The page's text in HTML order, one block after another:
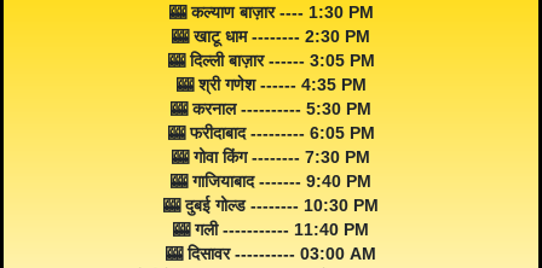
🎰 कल्याण बाज़ार ---- 1:30 PM
🎰 खाटू धाम -------- 2:30 PM
🎰 दिल्ली बाज़ार ------ 3:05 PM
🎰 श्री गणेश ------ 4:35 PM
🎰 करनाल ---------- 5:30 PM
🎰 फरीदाबाद --------- 6:05 PM
🎰 गोवा किंग -------- 7:30 PM
🎰 गाजियाबाद ------- 9:40 PM
🎰 दुबई गोल्ड -------- 10:30 PM
🎰 गली ----------- 11:40 PM
🎰 दिसावर ---------- 03:00 AM